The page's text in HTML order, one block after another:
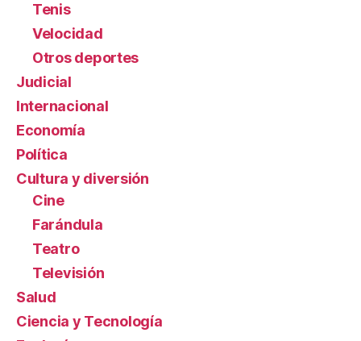
Tenis
Velocidad
Otros deportes
Judicial
Internacional
Economía
Política
Cultura y diversión
Cine
Farándula
Teatro
Televisión
Salud
Ciencia y Tecnología